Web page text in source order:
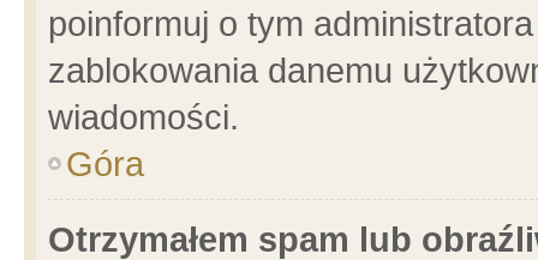
poinformuj o tym
zablokowania danemu
wiadomości.
Góra
Otrzymałem spam lub